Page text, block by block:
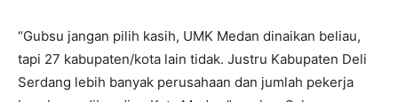
“Gubsu jangan pilih kasih, UMK Medan dinaikan beliau,
tapi 27 kabupaten/kota lain tidak. Justru Kabupaten Deli
Serdang lebih banyak perusahaan dan jumlah pekerja